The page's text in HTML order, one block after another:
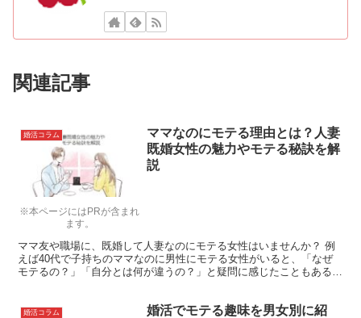
関連記事
※本ページにはPRが含まれ
ます。
婚活コラム
ママなのにモテる理由とは？人妻
既婚女性の魅力やモテる秘訣を解
説
ママ友や職場に、既婚して人妻なのにモテる女性はいませんか？ 例
えば40代で子持ちのママなのに男性にモテる女性がいると、「なぜ
モテるの？」「自分とは何が違うの？」と疑問に感じたこともあるの
婚活コラム
婚活でモテる趣味を男女別に紹